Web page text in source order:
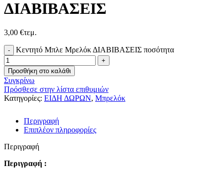
ΔΙΑΒΙΒΑΣΕΙΣ
3,00 €τεμ.
Κεντητό Μπλε Μρελόκ ΔΙΑΒΙΒΑΣΕΙΣ ποσότητα
Προσθήκη στο καλάθι
Συγκρίνω
Πρόσθεσε στην λίστα επιθυμιών
Κατηγορίες: ΕΙΔΗ ΔΩΡΩΝ, Μπρελόκ
Περιγραφή
Επιπλέον πληροφορίες
Περιγραφή
Περιγραφή :